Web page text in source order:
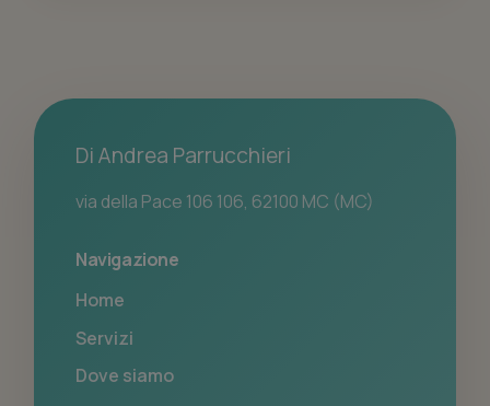
Di Andrea Parrucchieri
via della Pace 106 106, 62100 MC (MC)
Navigazione
Home
Servizi
Dove siamo